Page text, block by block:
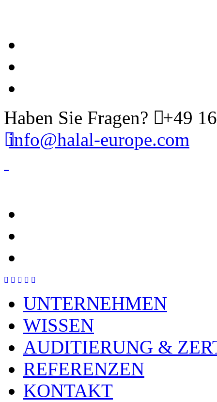
Haben Sie Fragen? +49
info@halal-europe.com
UNTERNEHMEN
WISSEN
AUDITIERUNG &
REFERENZEN
KONTAKT